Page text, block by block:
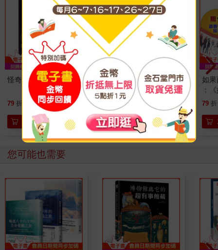
怪奇微微疼
79 折 特價 221 元
加入購物車
北歐時間：世界第一幸
福國度教會我的事
特價 314
加入購物車
如
：
喵
79 折
您可能也需要